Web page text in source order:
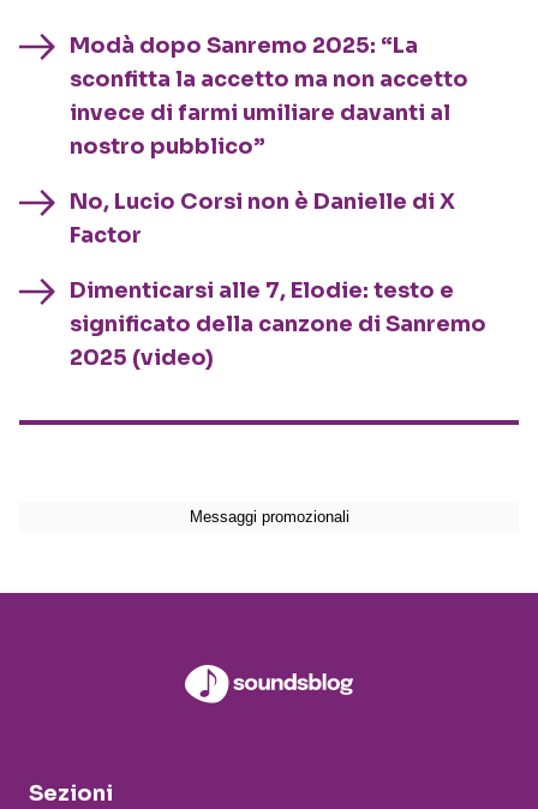
Modà dopo Sanremo 2025: “La
sconfitta la accetto ma non accetto
invece di farmi umiliare davanti al
nostro pubblico”
No, Lucio Corsi non è Danielle di X
Factor
Dimenticarsi alle 7, Elodie: testo e
significato della canzone di Sanremo
2025 (video)
Sezioni